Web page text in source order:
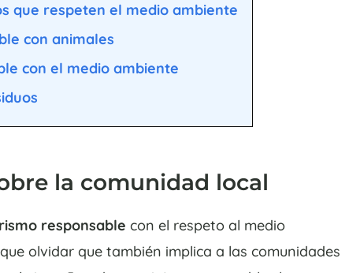
que respeten el medio ambiente
con animales
con el medio ambiente
la comunidad local
responsable con el respeto al medio
olvidar que también implica a las comunidades